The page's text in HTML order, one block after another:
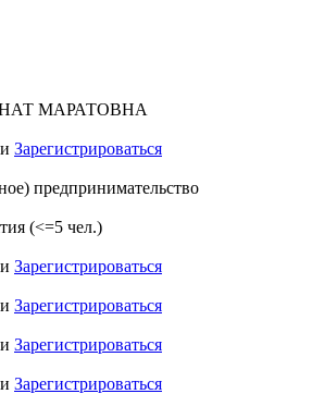
МАРАТОВНА
Зарегистрироваться
предпринимательство
(<=5 чел.)
Зарегистрироваться
Зарегистрироваться
Зарегистрироваться
Зарегистрироваться